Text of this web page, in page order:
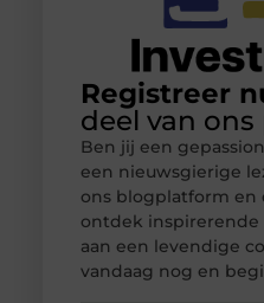
Registreer
deel van
Ben jij een
een nieuwsgierige
ons blogplatform en
ontdek inspirerende
aan een levendige
vandaag nog en